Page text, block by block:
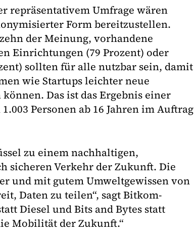
repräsentativem Umfrage wären
Form bereitzustellen.
der Meinung, vorhandene
Einrichtungen (79 Prozent) oder
sollten für alle nutzbar sein, damit
wie Startups leichter neue
Das ist das Ergebnis einer
Personen ab 16 Jahren im Auftrag
zu einem nachhaltigen,
sicheren Verkehr der Zukunft. Die
und mit gutem Umweltgewissen von
Daten zu teilen“, sagt Bitkom-
Diesel und Bits and Bytes statt
Mobilität der Zukunft.“